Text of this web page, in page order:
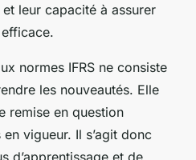
leur capacité à assurer
normes IFRS ne consiste
les nouveautés. Elle
remise en question
vigueur. Il s’agit donc
d’apprentissage et de